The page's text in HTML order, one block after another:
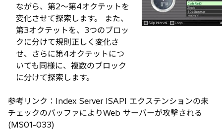
ながら、第2～第4オクテットを
変化させて探索します。 また、
第3オクテットを、3つのブロッ
クに分けて規則正しく変化さ
せ、さらに第4オクテットにつ
いても同様に、複数のブロック
に分けて探索します。
参考リンク：Index Server ISAPI エクステンションの未
チェックのバッファによりWeb サーバーが攻撃される
(MS01-033)